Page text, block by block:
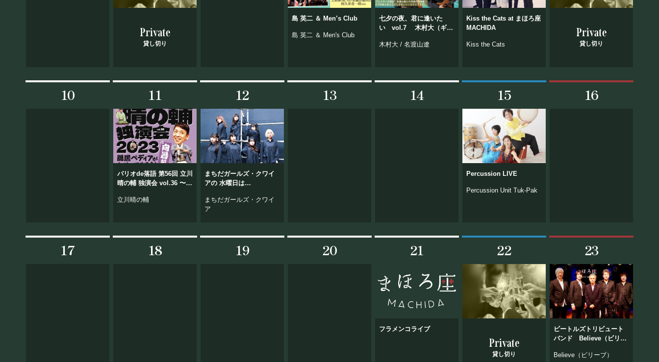
Private
貸し切り
島 英二 ＆ Men’s Club
島 英二 ＆ Men's Club
七夕の夜、君に逢いた
い vol.7 木村大（ギタ
レ）
木村大 / 名渡山遼
Kiss the Cats at まほろ座
MACHIDA
Kiss the Cats
Private
貸し切り
10 11
パリオde落語 第56回 立川
晴の輔 独演会 vol.36 〜隠
ろう・向暑編〜
立川晴の輔
12
まちだガールズ・クワイ
アの 水曜日は
まちだガールズ・クワイ
ア
13 14 15
Percussion LIVE
Percussion Unit Tuk-Pak
16
17 18 19 20 21
フラメンコライブ
22
Private
貸し切り
23
ビートルズトリビュート
バンド Believe（ビリー
Believe（ビリーブ）